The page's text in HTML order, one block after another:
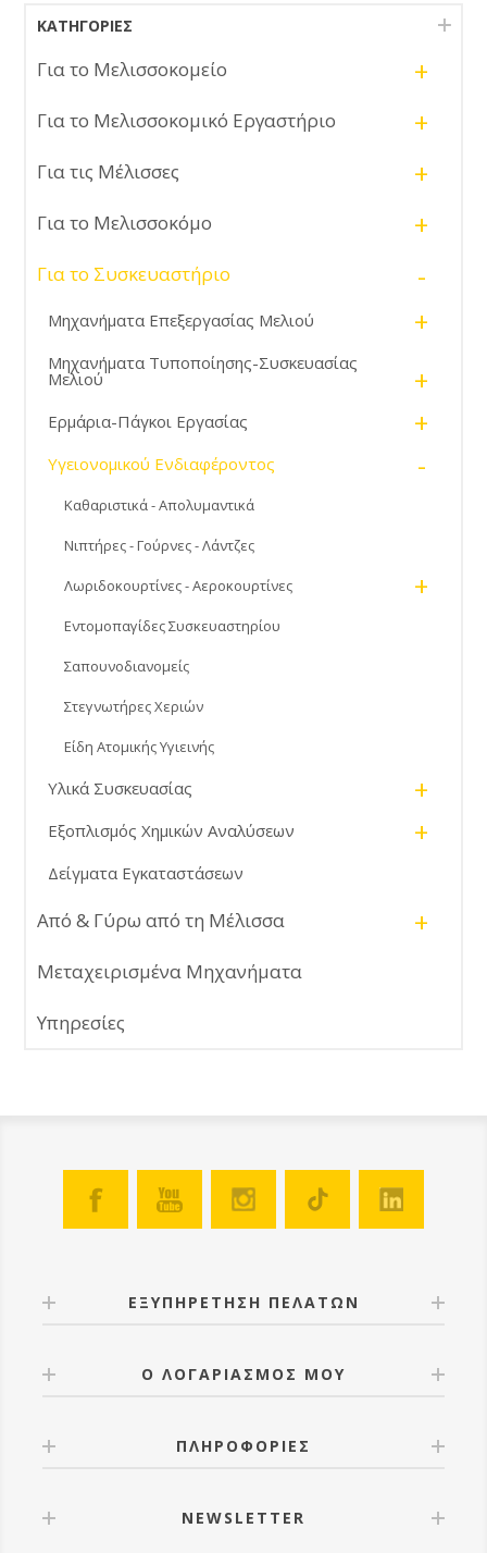
ΚΑΤΗΓΟΡΊΕΣ
Για το Μελισσοκομείο +
Για το Μελισσοκομικό Εργαστήριο +
Για τις Μέλισσες +
Για το Μελισσοκόμο +
Για το Συσκευαστήριο -
Μηχανήματα Επεξεργασίας Μελιού +
Μηχανήματα Τυποποίησης-Συσκευασίας
Μελιού +
Ερμάρια-Πάγκοι Εργασίας +
Υγειονομικού Ενδιαφέροντος -
Καθαριστικά - Απολυμαντικά
Νιπτήρες - Γούρνες - Λάντζες
Λωριδοκουρτίνες - Αεροκουρτίνες +
Εντομοπαγίδες Συσκευαστηρίου
Σαπουνοδιανομείς
Στεγνωτήρες Χεριών
Είδη Ατομικής Υγιεινής
Υλικά Συσκευασίας +
Εξοπλισμός Χημικών Αναλύσεων +
Δείγματα Εγκαταστάσεων
Από & Γύρω από τη Μέλισσα +
Μεταχειρισμένα Μηχανήματα
Υπηρεσίες
ΕΞΥΠΗΡΕΤΗΣΗ ΠΕΛΑΤΩΝ
Ο ΛΟΓΑΡΙΑΣΜΟΣ ΜΟΥ
ΠΛΗΡΟΦΟΡΙΕΣ
NEWSLETTER